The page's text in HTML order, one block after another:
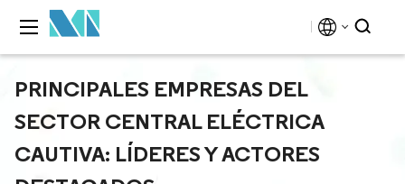
PRINCIPALES EMPRESAS DEL
SECTOR CENTRAL ELÉCTRICA
CAUTIVA: LÍDERES Y ACTORES